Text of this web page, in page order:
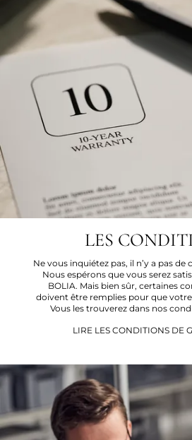
LES
Ne vous inquiétez pas, il n’y a pas
Nous espérons que vous serez
BOLIA. Mais bien sûr, certaines
doivent être remplies pour que
Vous les trouverez dans nos
LIRE LES CONDITIONS DE